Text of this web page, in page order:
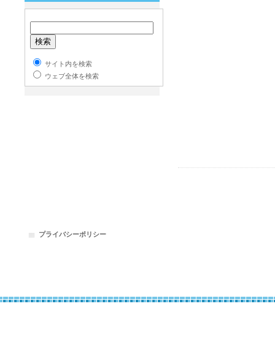
サイト内を検索
ウェブ全体を検索
プライバシーポリシー